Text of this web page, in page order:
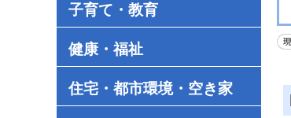
子育て・教育
健康・福祉
住宅・都市環境・空き家